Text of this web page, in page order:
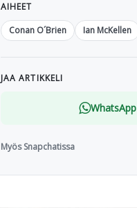
AIHEET
Conan O´Brien
Ian McKellen
JAA ARTIKKELI
WhatsApp
Myös Snapchatissa